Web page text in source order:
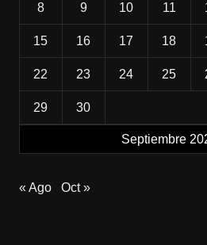
Septiembre
8 9 10 11
15 16 17 18
22 23 24 25
29 30
« Ago Oct »